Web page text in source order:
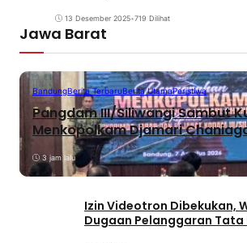
13 Desember 2025•719 Dilihat
Jawa Barat
BandungBerita TerbaruBerita UtamaPeristiwa
Pangdam III/Siliwangi Sambut
Menkopolkam Djamari
3 jam lalu
Izin Videotron Dibekukan,
Dugaan Pelanggaran Tata